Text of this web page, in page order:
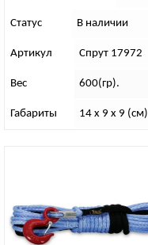
Статус В наличии
Артикул Спрут 17972
Вес 600(гр).
Габариты 14 x 9 x 9 (см)